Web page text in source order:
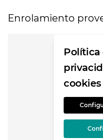
Enrolamiento
Política
cookies